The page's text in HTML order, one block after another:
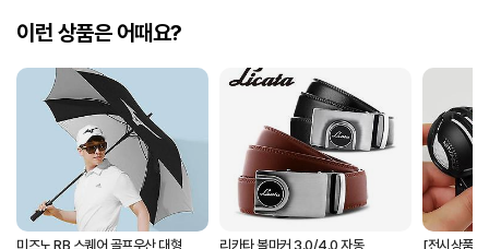
이런 상품은 어때요?
미즈노 RB 스퀘어 골프우산 대형
리카타 볼마커 3.0/4.0 자동
[전시상품]